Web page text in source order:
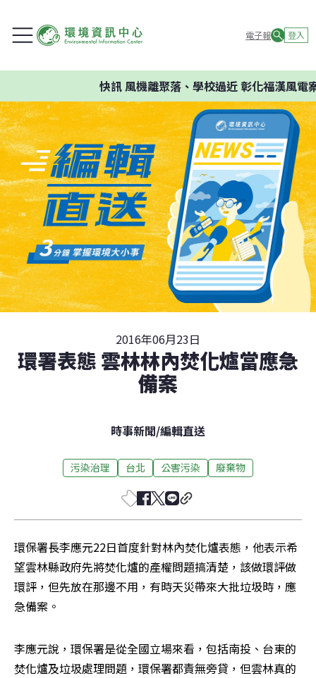
電子報 登入
快訊風機離聚落、學校過近 彰化福漢風電案
2016年06月23日
環署表態 雲林林內焚化爐當應急
備案
時事新聞/編輯直送
污染治理 台北 公害污染 廢棄物
環保署長李應元22日首度針對林內焚化爐表態，他表示希
望雲林縣政府先將焚化爐的產權問題搞清楚，該做環評做
環評，但先放在那邊不用，有時天災帶來大批垃圾時，應
急備案。
李應元說，環保署是從全國立場來看，包括南投、台東的
焚化爐及垃圾處理問題，環保署都責無旁貸，但雲林真的